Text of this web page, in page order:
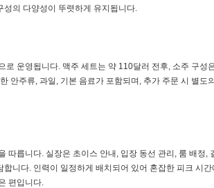
의 다양성이 뚜렷하게 유지됩니다.
로 운영됩니다. 맥주 세트는 약 110달러 전후, 소주 구
안주류, 과일, 기본 음료가 포함되며, 추가 주문 시 별도
따릅니다. 실장은 초이스 안내, 입장 동선 관리, 룸 배정
합니다. 인력이 일정하게 배치되어 있어 혼잡한 피크 시
편입니다.